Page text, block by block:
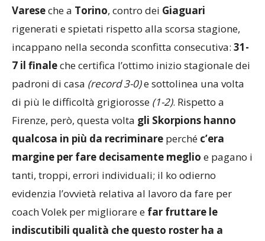
Vareseche a Torino, contro dei Giaguari
rigenerati e spietati rispetto alla scorsa stagione,
incappano nella seconda sconfitta consecutiva: 31-
7 il finaleche certifica l’ottimo inizio stagionale dei
padroni di casa (record 3-0)e sottolinea una volta
di più le difficoltà grigiorosse (1-2). Rispetto a
Firenze, però, questa volta gli Skorpions hanno
qualcosa in più da recriminare perché c’era
margine per fare decisamente meglio e pagano i
tanti, troppi, errori individuali; il ko odierno
evidenzia l’ovvietà relativa al lavoro da fare per
coach Volek per migliorare e far fruttare le
indiscutibili qualità che questo roster ha a